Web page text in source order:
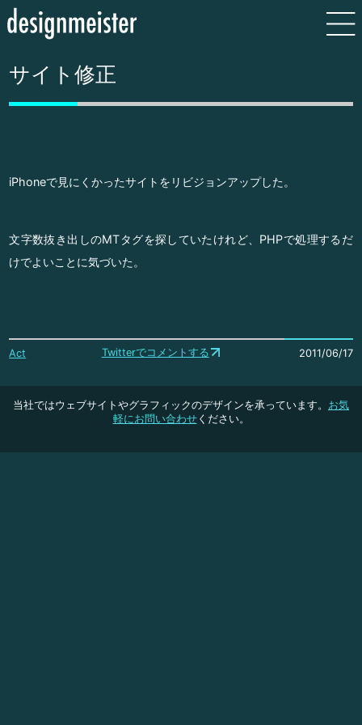
サイト修正
iPhoneで見にくかったサイトをリビジョンアップした。
文字数抜き出しのMTタグを探していたけれど、PHPで処理するだ
けでよいことに気づいた。
Act Twitterでコメントする 2011/06/17
当社ではウェブサイトやグラフィックのデザインを承っています。 お気
軽にお問い合わせください。